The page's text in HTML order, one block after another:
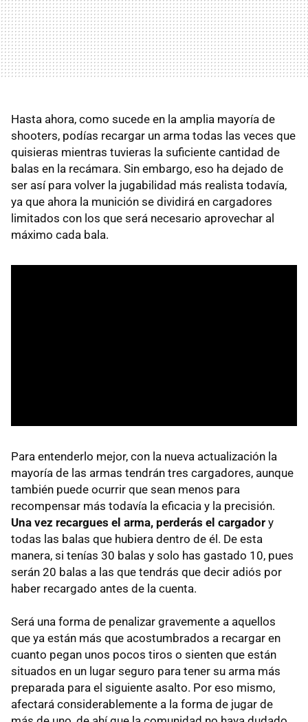
Hasta ahora, como sucede en la amplia mayoría de
shooters, podías recargar un arma todas las veces que
quisieras mientras tuvieras la suficiente cantidad de
balas en la recámara. Sin embargo, eso ha dejado de
ser así para volver la jugabilidad más realista todavía,
ya que ahora la munición se dividirá en cargadores
limitados con los que será necesario aprovechar al
máximo cada bala.
Para entenderlo mejor, con la nueva actualización la
mayoría de las armas tendrán tres cargadores, aunque
también puede ocurrir que sean menos para
recompensar más todavía la eficacia y la precisión.
Una vez recargues el arma, perderás el cargador y
todas las balas que hubiera dentro de él. De esta
manera, si tenías 30 balas y solo has gastado 10, pues
serán 20 balas a las que tendrás que decir adiós por
haber recargado antes de la cuenta.
Será una forma de penalizar gravemente a aquellos
que ya están más que acostumbrados a recargar en
cuanto pegan unos pocos tiros o sienten que están
situados en un lugar seguro para tener su arma más
preparada para el siguiente asalto. Por eso mismo,
afectará considerablemente a la forma de jugar de